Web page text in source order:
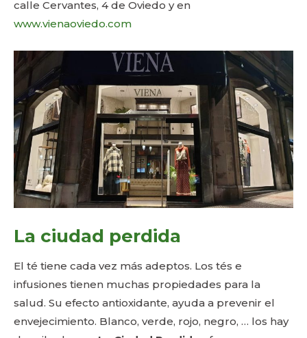
calle Cervantes, 4 de Oviedo y en
www.vienaoviedo.com
La ciudad perdida
El té tiene cada vez más adeptos. Los tés e
infusiones tienen muchas propiedades para la
salud. Su efecto antioxidante, ayuda a prevenir el
envejecimiento. Blanco, verde, rojo, negro, … los hay